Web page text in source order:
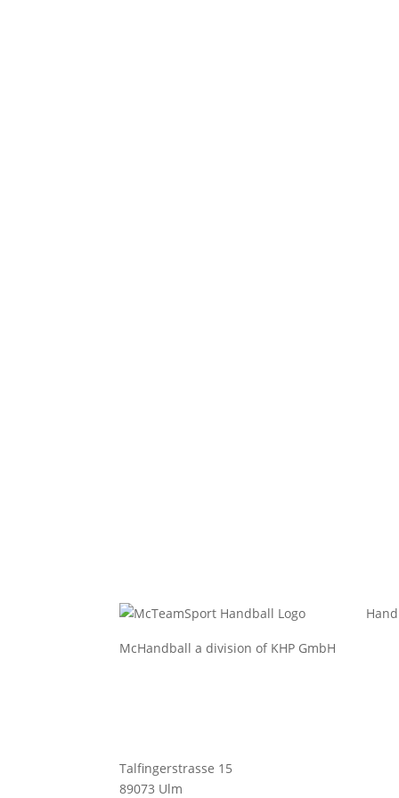
McHandball a division of KHP GmbH
Talfingerstrasse 15
89073 Ulm